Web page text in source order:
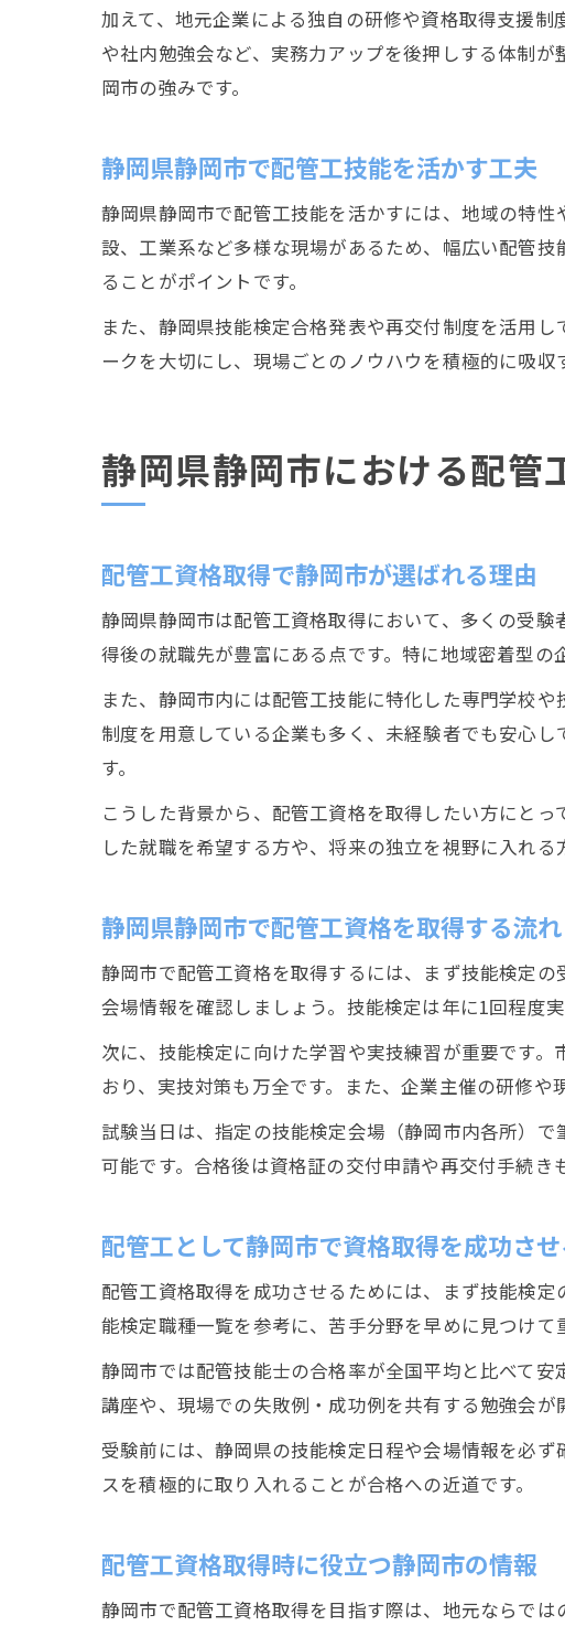
加えて、地元企業による独自の研修や資格取得支援
や社内勉強会など、実務力アップを後押しする体制
岡市の強みです。
静岡県静岡市で配管工技能を活かす工夫
静岡県静岡市で配管工技能を活かすには、地域の特
設、工業系など多様な現場があるため、幅広い配管
ることがポイントです。
また、静岡県技能検定合格発表や再交付制度を活用
ークを大切にし、現場ごとのノウハウを積極的に吸
静岡県静岡市における配管
配管工資格取得で静岡市が選ばれる理由
静岡県静岡市は配管工資格取得において、多くの受
得後の就職先が豊富にある点です。特に地域密着型の
また、静岡市内には配管工技能に特化した専門学校
制度を用意している企業も多く、未経験者でも安心
す。
こうした背景から、配管工資格を取得したい方にと
した就職を希望する方や、将来の独立を視野に入れる
静岡県静岡市で配管工資格を取得する流れ
静岡市で配管工資格を取得するには、まず技能検定
会場情報を確認しましょう。技能検定は年に1回程度
次に、技能検定に向けた学習や実技練習が重要です
おり、実技対策も万全です。また、企業主催の研修や
試験当日は、指定の技能検定会場（静岡市内各所）
可能です。合格後は資格証の交付申請や再交付手続き
配管工として静岡市で資格取得を成功さ
配管工資格取得を成功させるためには、まず技能検
能検定職種一覧を参考に、苦手分野を早めに見つけて
静岡市では配管技能士の合格率が全国平均と比べて
講座や、現場での失敗例・成功例を共有する勉強会が
受験前には、静岡県の技能検定日程や会場情報を必
スを積極的に取り入れることが合格への近道です。
配管工資格取得時に役立つ静岡市の情報
静岡市で配管工資格取得を目指す際は、地元ならで